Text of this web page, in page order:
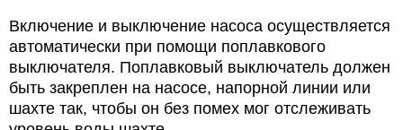
Включение и выключение насоса осуществляется
автоматически при помощи поплавкового
выключателя. Поплавковый выключатель должен
быть закреплен на насосе, напорной линии или
шахте так, чтобы он без помех мог отслеживать